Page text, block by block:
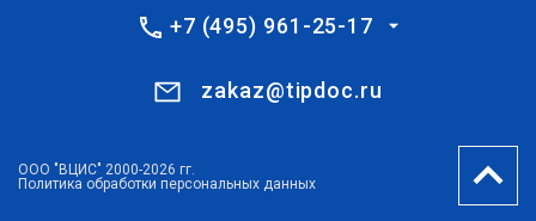
+7 (495) 961-25-17
zakaz@tipdoc.ru
ООО "ВЦИС" 2000-2026 гг.
Политика обработки персональных данных